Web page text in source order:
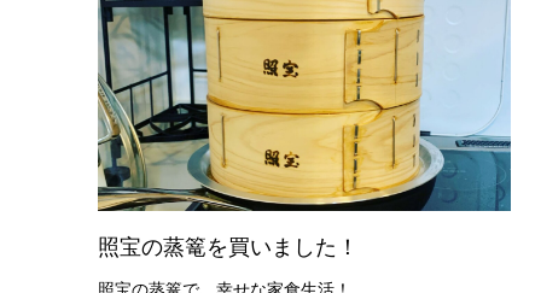
照宝の蒸篭を買いました！
照宝の蒸篭で、幸せな家食生活！